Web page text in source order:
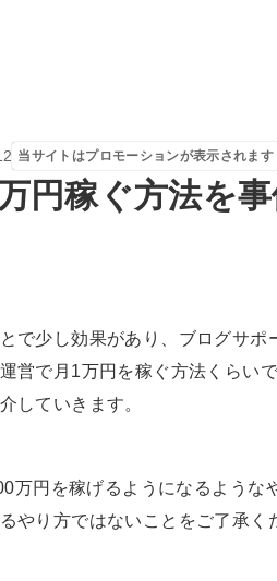
当サイトはプロモーションが表示されます
円稼ぐ方法を
で少し効果があり、ブログサポ
営で月1万円を稼ぐ方法くらい
していきます。
万円を稼げるようになるような
やり方ではないことをご了承く